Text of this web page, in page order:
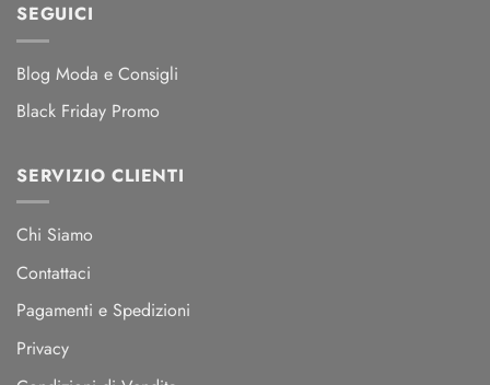
SEGUICI
Blog Moda e Consigli
Black Friday Promo
SERVIZIO CLIENTI
Chi Siamo
Contattaci
Pagamenti e Spedizioni
Privacy